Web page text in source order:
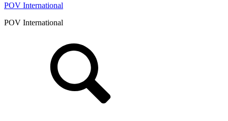
POV International
POV International